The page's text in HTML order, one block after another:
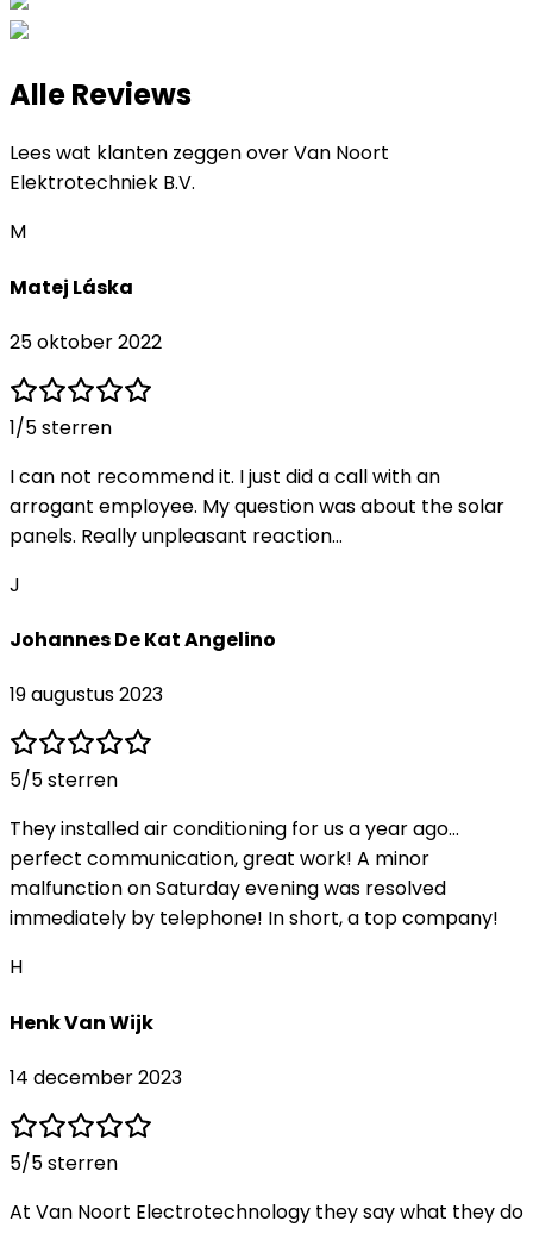
Alle Reviews
Lees wat klanten zeggen overVan Noort
Elektrotechniek B.V.
M
Matej Láska
25 oktober 2022
1/5 sterren
I can not recommend it. I just did a call with an
arrogant employee. My question was about the solar
panels. Really unpleasant reaction...
J
Johannes De Kat Angelino
19 augustus 2023
5/5 sterren
They installed air conditioning for us a year ago...
perfect communication, great work! A minor
malfunction on Saturday evening was resolved
immediately by telephone! In short, a top company!
H
Henk Van Wijk
14 december 2023
5/5 sterren
At Van Noort Electrotechnology they say what they do